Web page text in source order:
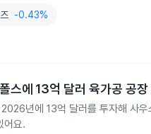
-0.43%
스에 13억 달러 육가공 공장
년에 13억 달러를 투자해 사
어요.